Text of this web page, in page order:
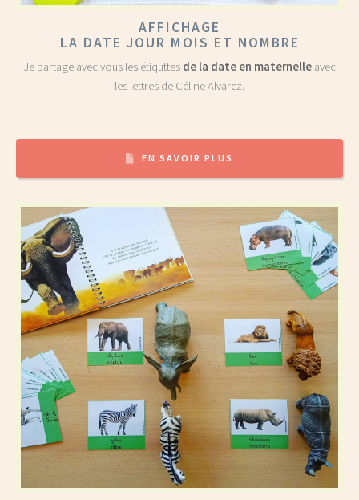
AFFICHAGE
LA DATE JOUR MOIS ET NOMBRE
Je partage avec vous les étiquttes de la date en maternelle avec
les lettres de Céline Alvarez.
EN SAVOIR PLUS